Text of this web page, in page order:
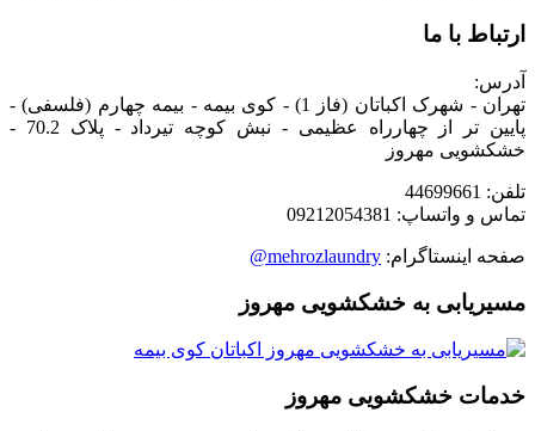
ارتباط با ما
آدرس:
تهران - شهرک اکباتان (فاز 1) - کوی بیمه - بیمه چهارم (فلسفی) -
پایین تر از چهارراه عظیمی - نبش کوچه تیرداد - پلاک 70.2 -
خشکشویی مهروز
تلفن: 44699661
تماس و واتساپ: 09212054381
صفحه اینستاگرام: mehrozlaundry@
مسیریابی به خشکشویی مهروز
خدمات خشکشویی مهروز